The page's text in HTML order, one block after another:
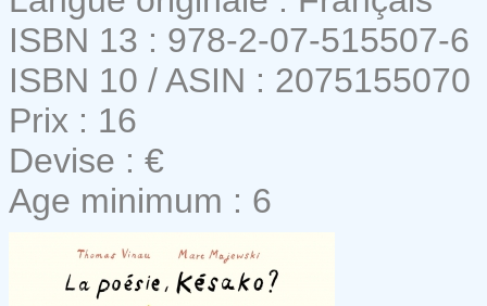
ISBN 13 : 978-2-07-515507-6
ISBN 10 / ASIN : 2075155070
Prix : 16
Devise : €
Age minimum : 6